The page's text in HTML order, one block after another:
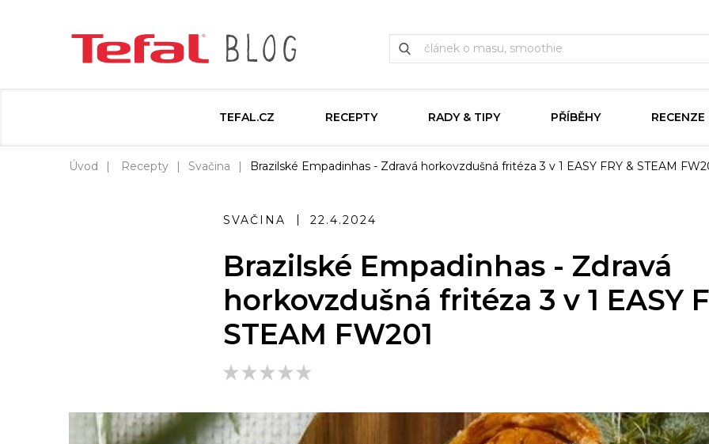
TEFAL.CZ RECEPTY RADY & TIPY PŘÍBĚHY RECENZE
Úvod Recepty Svačina Brazilské Empadinhas - Zdravá horkovzdušná fritéza 3 v 1 EASY FRY & STEAM
SVAČINA 22.4.2024
Brazilské Empadinhas - Zdravá
horkovzdušná fritéza 3 v 1 EASY
STEAM FW201